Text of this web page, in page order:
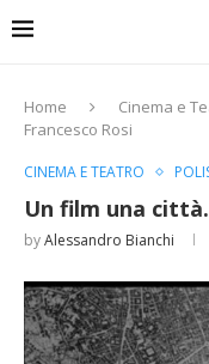
Home Cinema e
Francesco Rosi
CINEMA E TEATRO
Un film una
byAlessandro Bianchi